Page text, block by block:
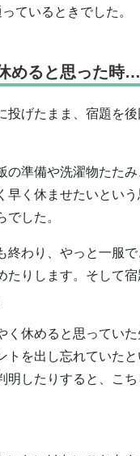
ているときでした。
めると思った
げたまま、宿題を
準備や洗濯物たた
く休ませたいとい
した。
わり、やっと一服
りします。そして
休めると思ってい
を出し忘れていた
したりすると、こ